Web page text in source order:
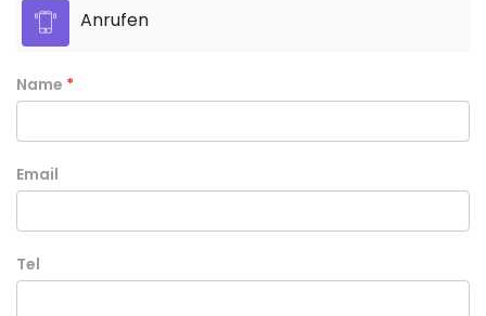
Anrufen
Name
Email
Tel